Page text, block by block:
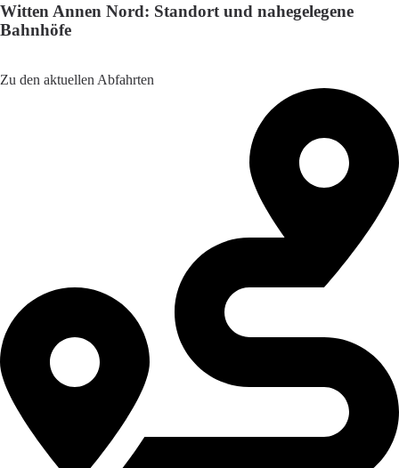
Witten Annen Nord: Standort und nahegelegene
Bahnhöfe
Zu den aktuellen Abfahrten